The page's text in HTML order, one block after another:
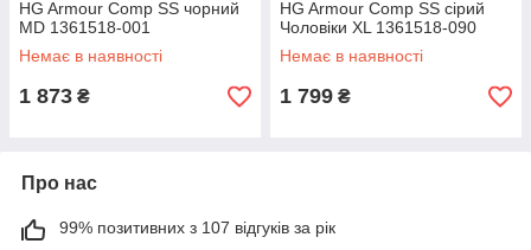
HG Armour Comp SS чорний
MD 1361518-001
Немає в наявності
1 873 ₴
HG Armour Comp SS сірий
Чоловіки XL 1361518-090
Немає в наявності
1 799 ₴
Про нас
99% позитивних з 107 відгуків за рік